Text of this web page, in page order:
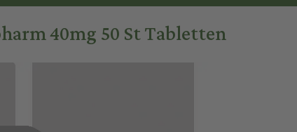
40mg 50 St Tabletten